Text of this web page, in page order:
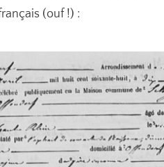
(ouf !) :